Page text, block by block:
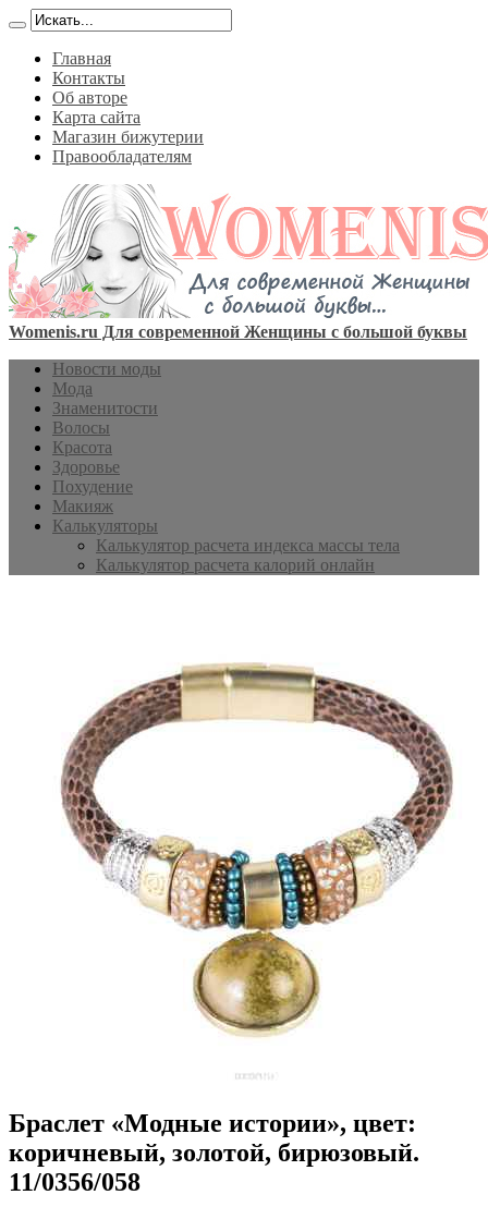
Главная
Контакты
Об авторе
Карта сайта
Магазин бижутерии
Правообладателям
Womenis.ru Для современной Женщины с большой буквы
Новости моды
Мода
Знаменитости
Волосы
Красота
Здоровье
Похудение
Макияж
Калькуляторы
Калькулятор расчета индекса массы тела
Калькулятор расчета калорий онлайн
Браслет «Модные истории», цвет:
коричневый, золотой, бирюзовый.
11/0356/058